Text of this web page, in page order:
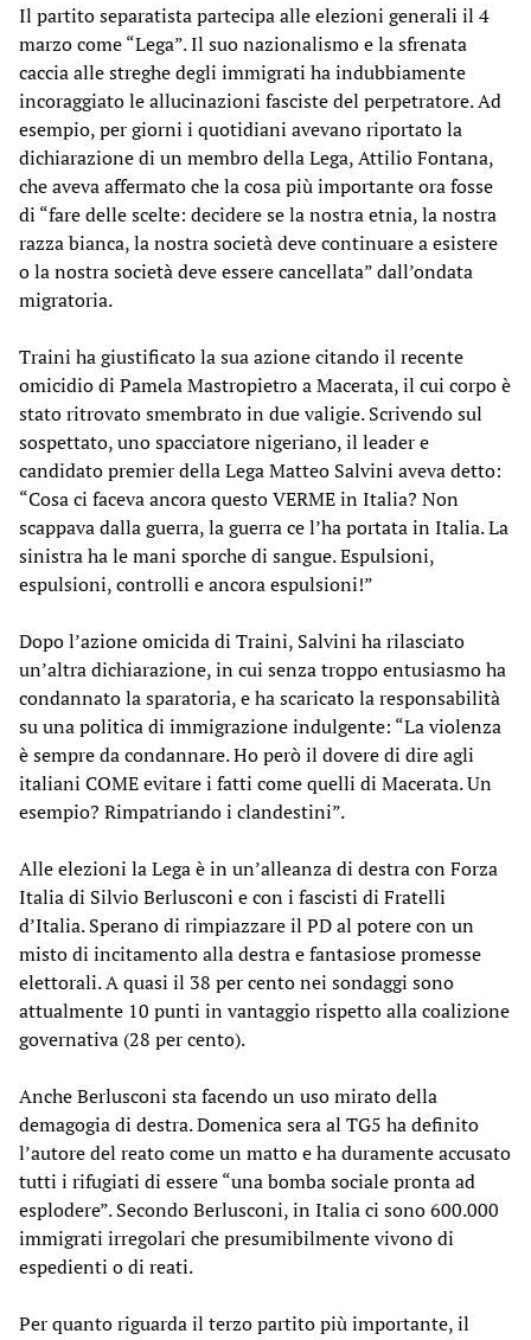
Il partito separatista partecipa alle elezioni generali il 4
marzo come “Lega”. Il suo nazionalismo e la sfrenata
caccia alle streghe degli immigrati ha indubbiamente
incoraggiato le allucinazioni fasciste del perpetratore. Ad
esempio, per giorni i quotidiani avevano riportato la
dichiarazione di un membro della Lega, Attilio Fontana,
che aveva affermato che la cosa più importante ora fosse
di “fare delle scelte: decidere se la nostra etnia, la nostra
razza bianca, la nostra società deve continuare a esistere
o la nostra società deve essere cancellata” dall’ondata
migratoria.
Traini ha giustificato la sua azione citando il recente
omicidio di Pamela Mastropietro a Macerata, il cui corpo è
stato ritrovato smembrato in due valigie. Scrivendo sul
sospettato, uno spacciatore nigeriano, il leader e
candidato premier della Lega Matteo Salvini aveva detto:
“Cosa ci faceva ancora questo VERME in Italia? Non
scappava dalla guerra, la guerra ce l’ha portata in Italia. La
sinistra ha le mani sporche di sangue. Espulsioni,
espulsioni, controlli e ancora espulsioni!”
Dopo l’azione omicida di Traini, Salvini ha rilasciato
un’altra dichiarazione, in cui senza troppo entusiasmo ha
condannato la sparatoria, e ha scaricato la responsabilità
su una politica di immigrazione indulgente: “La violenza
è sempre da condannare. Ho però il dovere di dire agli
italiani COME evitare i fatti come quelli di Macerata. Un
esempio? Rimpatriando i clandestini”.
Alle elezioni la Lega è in un’alleanza di destra con Forza
Italia di Silvio Berlusconi e con i fascisti di Fratelli
d’Italia. Sperano di rimpiazzare il PD al potere con un
misto di incitamento alla destra e fantasiose promesse
elettorali. A quasi il 38 per cento nei sondaggi sono
attualmente 10 punti in vantaggio rispetto alla coalizione
governativa (28 per cento).
Anche Berlusconi sta facendo un uso mirato della
demagogia di destra. Domenica sera al TG5 ha definito
l’autore del reato come un matto e ha duramente accusato
tutti i rifugiati di essere “una bomba sociale pronta ad
esplodere”. Secondo Berlusconi, in Italia ci sono 600.000
immigrati irregolari che presumibilmente vivono di
espedienti o di reati.
Per quanto riguarda il terzo partito più importante, il